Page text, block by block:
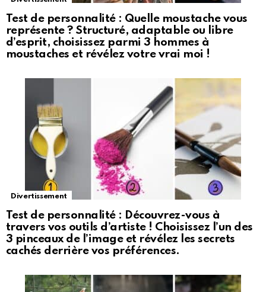
Test de personnalité : Quelle moustache vous
représente ? Structuré, adaptable ou libre
d’esprit, choisissez parmi 3 hommes à
moustaches et révélez votre vrai moi !
Divertissement
Test de personnalité : Découvrez-vous à
travers vos outils d’artiste ! Choisissez l’un des
3 pinceaux de l’image et révélez les secrets
cachés derrière vos préférences.